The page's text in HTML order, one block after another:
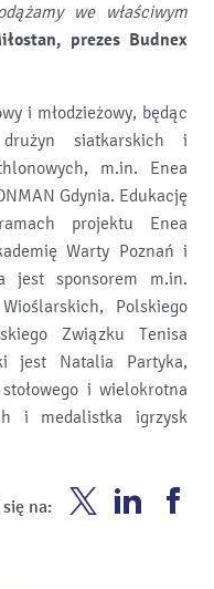
we właściwym
prezes Budnex
i młodzieżowy, będąc
siatkarskich i
m.in. Enea
Gdynia. Edukację
projektu Enea
Warty Poznań i
jest sponsorem m.in.
Polskiego
Związku Tenisa
jest Natalia Partyka,
i wielokrotna
i medalistka igrzysk
na:
Enea Enea